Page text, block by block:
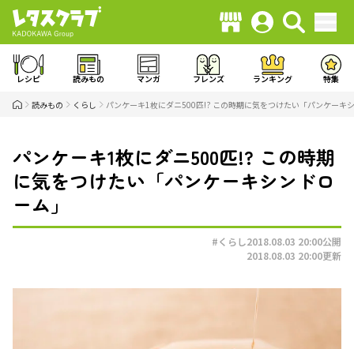
レシピ 読みもの マンガ フレンズ ランキング 特集
読みもの くらし パンケーキ1枚にダニ500匹!? この時期に気をつけたい「パンケーキ
パンケーキ1枚にダニ500匹!? この時期
に気をつけたい「パンケーキシンドロ
ーム」
#くらし2018.08.03 20:00公開
2018.08.03 20:00更新